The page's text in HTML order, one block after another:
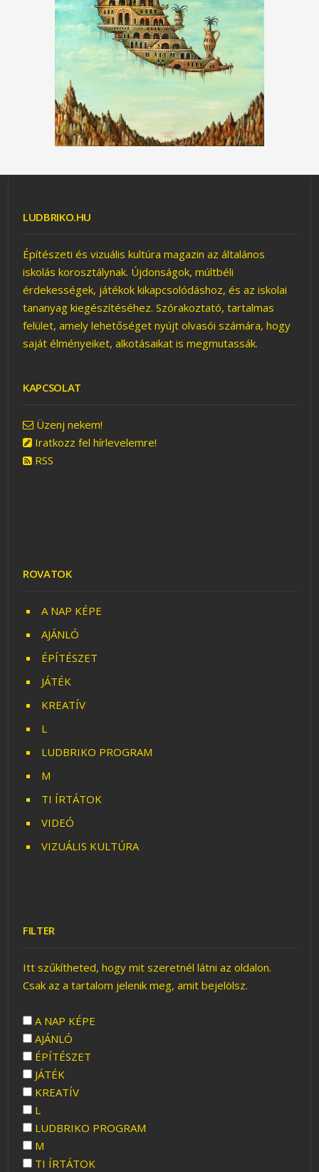
KÉPREJTVÉNY EGY
ÖNARCKÉPEN
LUDBRIKO.HU
Építészeti és vizuális kultúra magazin az általános
iskolás korosztálynak. Újdonságok, múltbéli
érdekességek, játékok kikapcsolódáshoz, és az iskolai
tananyag kiegészítéséhez. Szórakoztató, tartalmas
felület, amely lehetőséget nyújt olvasói számára, hogy
saját élményeiket, alkotásaikat is megmutassák.
KAPCSOLAT
Üzenj nekem!
Iratkozz fel hírlevelemre!
RSS
ROVATOK
A NAP KÉPE
AJÁNLÓ
ÉPÍTÉSZET
JÁTÉK
KREATÍV
L
LUDBRIKO PROGRAM
M
TI ÍRTÁTOK
VIDEÓ
VIZUÁLIS KULTÚRA
FILTER
Itt szűkítheted, hogy mit szeretnél látni az oldalon.
Csak az a tartalom jelenik meg, amit bejelölsz.
A NAP KÉPE
AJÁNLÓ
ÉPÍTÉSZET
JÁTÉK
KREATÍV
L
LUDBRIKO PROGRAM
M
TI ÍRTÁTOK